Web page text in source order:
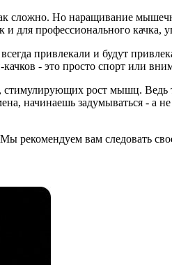
сложно. Но наращивание
для профессионального качка,
привлекали и будут
- это просто спорт или
стимулирующих рост мышц.
начинаешь задумываться - а
рекомендуем вам следовать